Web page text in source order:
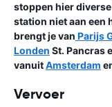
stoppen hier
station niet aan een
brengt je van Parijs
Londen St. Pancras
vanuitAmsterdam
Vervoer